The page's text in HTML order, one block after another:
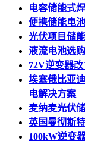
电容储能式
便携储能电
光伏项目储
液流电池选
72V逆变器
埃塞俄比亚
电解决方案
麦纳麦光伏
英国曼彻斯
100kW逆变